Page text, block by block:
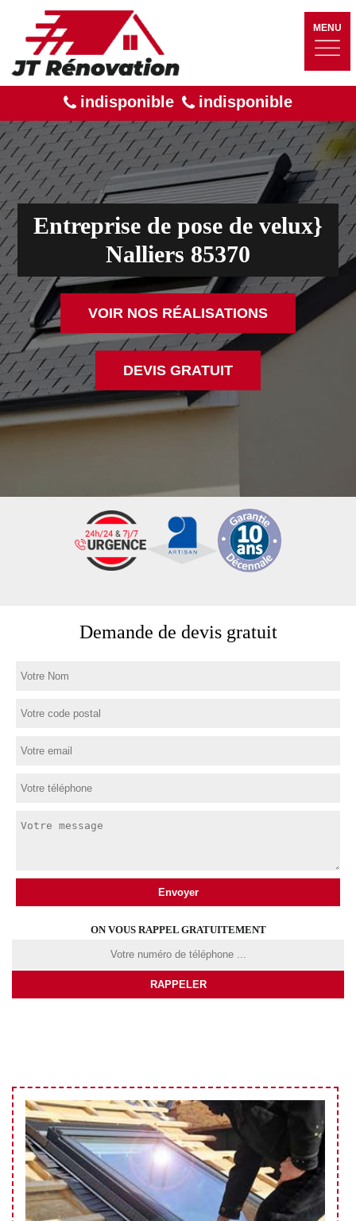
MENU
indisponible indisponible
Entreprise de pose de velux}
Nalliers 85370
VOIR NOS RÉALISATIONS
DEVIS GRATUIT
Demande de devis gratuit
ON VOUS RAPPEL GRATUITEMENT